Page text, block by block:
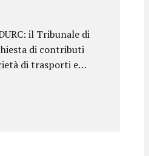
il Tribunale di
di contributi
di trasporti e
pretese